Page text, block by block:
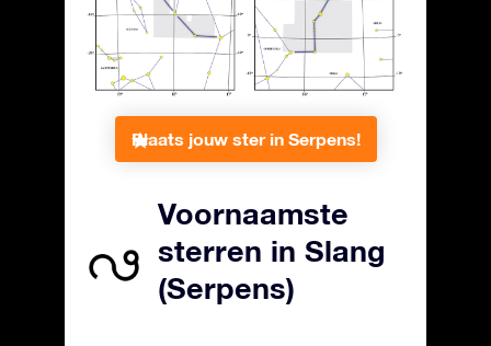
Plaats jouw ster in Serpens!
Voornaamste
sterren in Slang
(Serpens)